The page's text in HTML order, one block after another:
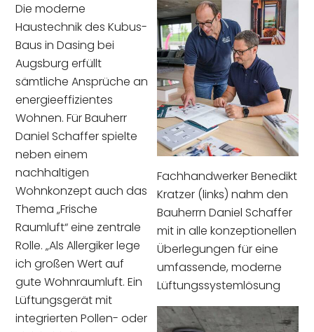
Fachhandwerker Benedikt
Kratzer (links) nahm den
Bauherrn Daniel Schaffer
mit in alle konzeptionellen
Überlegungen für eine
umfassende, moderne
Lüftungssystemlösung
Die moderne
Haustechnik des Kubus-
Baus in Dasing bei
Augsburg erfüllt
sämtliche Ansprüche an
energieeffizientes
Wohnen. Für Bauherr
Daniel Schaffer spielte
neben einem
nachhaltigen
Wohnkonzept auch das
Thema „Frische
Raumluft“ eine zentrale
Rolle. „Als Allergiker lege
ich großen Wert auf
gute Wohnraumluft. Ein
Lüftungsgerät mit
integrierten Pollen- oder